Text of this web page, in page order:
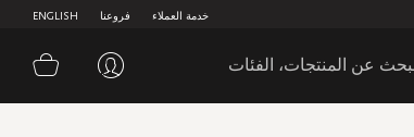
ENGLISH فروعنا خدمة العملاء
سلة